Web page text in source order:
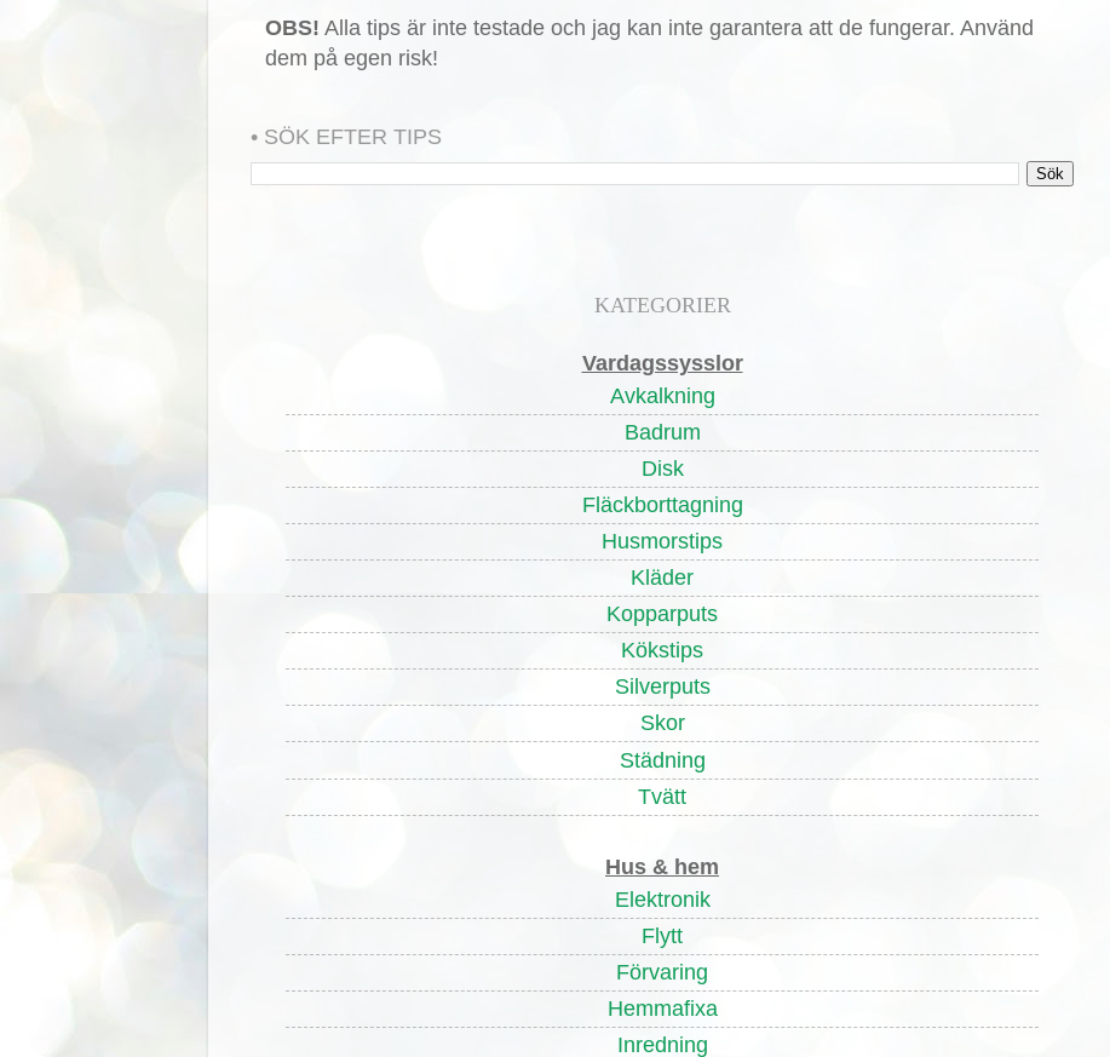
OBS! Alla tips är inte testade och jag kan inte garantera att de fungerar. Använd
dem på egen risk!
• SÖK EFTER TIPS
KATEGORIER
Vardagssysslor
Avkalkning
Badrum
Disk
Fläckborttagning
Husmorstips
Kläder
Kopparputs
Kökstips
Silverputs
Skor
Städning
Tvätt
Hus & hem
Elektronik
Flytt
Förvaring
Hemmafixa
Inredning